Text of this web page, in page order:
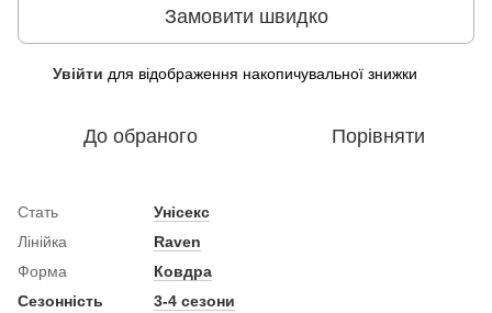
Замовити швидко
Увійти для відображення накопичувальної знижки
До обраного Порівняти
Стать
Унісекс
Лінійка
Raven
Форма
Ковдра
Сезонність
3-4 сезони